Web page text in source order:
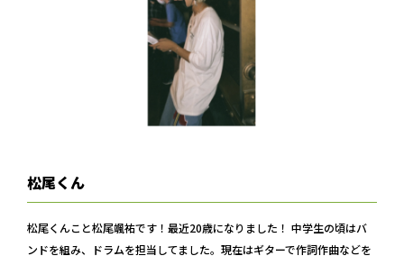
松尾くん
松尾くんこと松尾颯祐です！最近20歳になりました！ 中学生の頃はバ
ンドを組み、ドラムを担当してました。現在はギターで作詞作曲などを